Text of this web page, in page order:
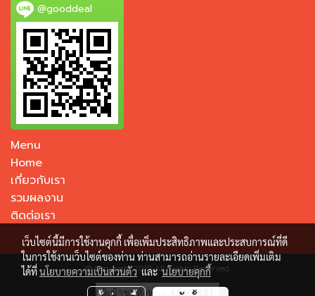
@gooddeal
Menu
Home
เกี่ยวกับเรา
รวมผลงาน
ติดต่อเรา
@ Copyright 2019 All Rights Reserved.
ผู้เข้าชมทั้งหมด 4,565,281
เว็บไซต์นี้มีการใช้งานคุกกี้ เพื่อเพิ่มประสิทธิภาพและประสบการณ์ที่ดี
ในการใช้งานเว็บไซต์ของท่าน ท่านสามารถอ่านรายละเอียดเพิ่มเติม
ได้ที่นโยบายความเป็นส่วนตัวและนโยบายคุกกี้